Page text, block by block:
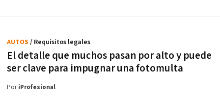
El detalle que muchos pasan por alto y puede
ser clave para impugnar una fotomulta
AUTOS / Requisitos legales
PoriProfesional